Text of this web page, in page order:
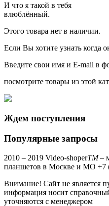
И что я такой в тебя
влюблённый.
Этого товара нет в наличии.
Если Вы хотите узнать когда
Введите свои имя и E-mail в
посмотрите товары из этой
Ждем поступления
Популярные запросы
2010 – 2019 Video-shoperТМ–
планшетов в Москве и МО +7
Внимание! Сайт не является
информация носит
уточняются с менеджером